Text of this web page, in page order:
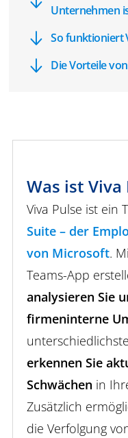
Unternehmen
So funktioniert
Die Vorteile
Was ist Viva
Viva Pulse ist ein
Suite – der
von Microsoft.
Teams-App
analysieren Sie
firmeninterne
erkennen Sie
Schwächen in
Zusätzlich
die Verfolgung